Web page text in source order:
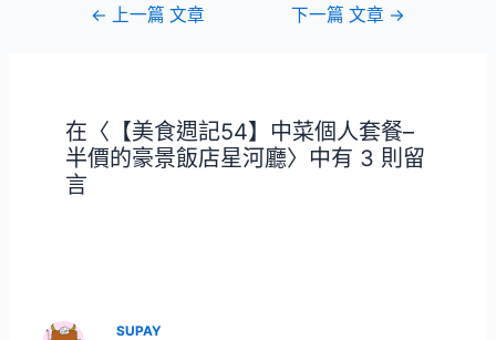
← 上一篇 文章 下一篇 文章 →
在〈【美食週記54】中菜個人套餐–
半價的豪景飯店星河廳〉中有 3 則留
言
SUPAY